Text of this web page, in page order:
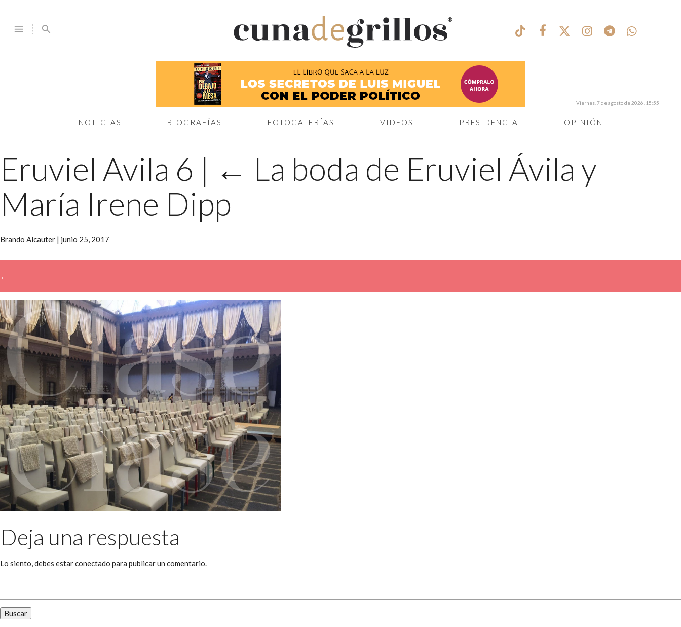
menu search
®
NOTICIAS BIOGRAFÍAS FOTOGALERÍAS VIDEOS PRESIDENCIA OPINIÓN
Viernes, 7 de agosto de 2026, 15:55
Eruviel Avila 6 | ← La boda de Eruviel Ávila y
María Irene Dipp
Brando Alcauter | junio 25, 2017
←
→
Deja una respuesta
Lo siento, debes estarconectado para publicar un comentario.